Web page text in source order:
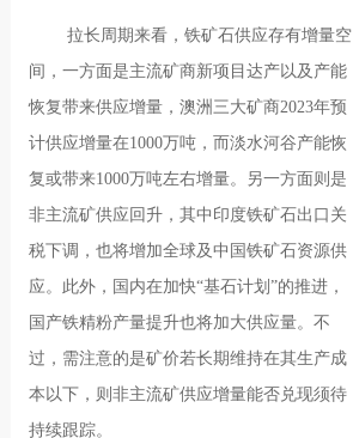
拉长周期来看，铁矿石供应存有增量空
间，一方面是主流矿商新项目达产以及产能
恢复带来供应增量，澳洲三大矿商2023年预
计供应增量在1000万吨，而淡水河谷产能恢
复或带来1000万吨左右增量。另一方面则是
非主流矿供应回升，其中印度铁矿石出口关
税下调，也将增加全球及中国铁矿石资源供
应。此外，国内在加快“基石计划”的推进，
国产铁精粉产量提升也将加大供应量。不
过，需注意的是矿价若长期维持在其生产成
本以下，则非主流矿供应增量能否兑现须待
持续跟踪。